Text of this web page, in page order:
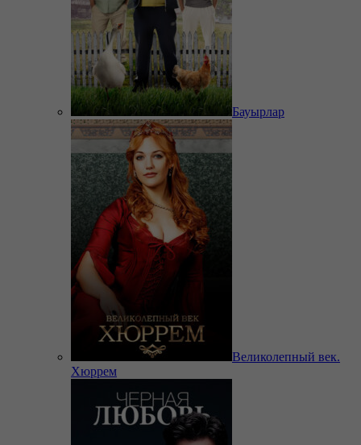
Бауырлар
Великолепный век.
Хюррем